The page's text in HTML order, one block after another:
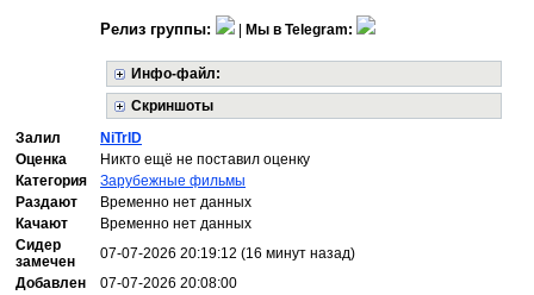
Релиз группы: Мы в Telegram:
Инфо-файл:
Скриншоты
Залил
NiTrID
Оценка
Никто ещё не поставил оценку
Категория
Зарубежные фильмы
Раздают
Временно нет данных
Качают
Временно нет данных
Сидер
замечен
07-07-2026 20:19:12 (16 минут назад)
Добавлен
07-07-2026 20:08:00